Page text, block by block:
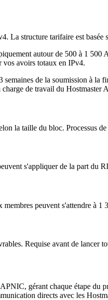
La structure tarifaire est
autour de 500 à 1
vos avoirs totaux en IPv4.
de la soumission à la
de travail du Hostmaster
la taille du bloc. Processus
s'appliquer de la part du
peuvent s'attendre à
Requise avant de lancer
gérant chaque étape du
directs avec les